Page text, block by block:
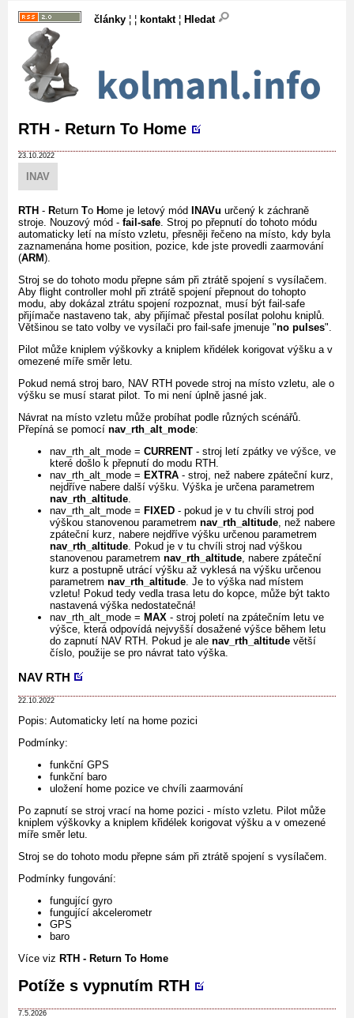
články ¦ ¦ kontakt¦ Hledat
RTH - Return To Home
23.10.2022
INAV
RTH - Return To Home je letový mód INAVu určený k záchraně
stroje. Nouzový mód - fail-safe . Stroj po přepnutí do tohoto módu
automaticky letí na místo vzletu, přesněji řečeno na místo, kdy byla
zaznamenána home position, pozice, kde jste provedli zaarmování
(ARM).
Stroj se do tohoto modu přepne sám při ztrátě spojení s vysílačem.
Aby flight controller mohl při ztrátě spojení přepnout do tohopto
modu, aby dokázal ztrátu spojení rozpoznat, musí být fail-safe
přijímače nastaveno tak, aby přijímač přestal posílat polohu kniplů.
Většinou se tato volby ve vysílači pro fail-safe jmenuje "no pulses".
Pilot může kniplem výškovky a kniplem křidélek korigovat výšku a v
omezené míře směr letu.
Pokud nemá stroj baro, NAV RTH povede stroj na místo vzletu, ale o
výšku se musí starat pilot. To mi není úplně jasné jak.
Návrat na místo vzletu může probíhat podle různých scénářů.
Přepíná se pomocí nav_rth_alt_mode:
nav_rth_alt_mode = CURRENT - stroj letí zpátky ve výšce, ve
které došlo k přepnutí do modu RTH.
nav_rth_alt_mode = EXTRA - stroj, než nabere zpáteční kurz,
nejdříve nabere další výšku. Výška je určena parametrem
nav_rth_altitude
nav_rth_alt_mode = FIXED - pokud je v tu chvíli stroj pod
výškou stanovenou parametrem nav_rth_altitude , než nabere
zpáteční kurz, nabere nejdříve výšku určenou parametrem
nav_rth_altitude . Pokud je v tu chvíli stroj nad výškou
stanovenou parametrem nav_rth_altitude , nabere zpáteční
kurz a postupně utrácí výšku až vyklesá na výšku určenou
parametrem nav_rth_altitude . Je to výška nad místem
vzletu! Pokud tedy vedla trasa letu do kopce, může být takto
nastavená výška nedostatečná!
nav_rth_alt_mode = MAX - stroj poletí na zpátečním letu ve
výšce, která odpovídá nejvyšší dosažené výšce během letu
do zapnutí NAV RTH. Pokud je ale nav_rth_altitude větší
číslo, použije se pro návrat tato výška.
NAV RTH
22.10.2022
Popis: Automaticky letí na home pozici
Podmínky:
funkční GPS
funkční baro
uložení home pozice ve chvíli zaarmování
Po zapnutí se stroj vrací na home pozici - místo vzletu. Pilot může
kniplem výškovky a kniplem křidélek korigovat výšku a v omezené
míře směr letu.
Stroj se do tohoto modu přepne sám při ztrátě spojení s vysílačem.
Podmínky fungování:
fungující gyro
fungující akcelerometr
GPS
baro
Více viz RTH - Return To Home
Potíže s vypnutím RTH
7.5.2026